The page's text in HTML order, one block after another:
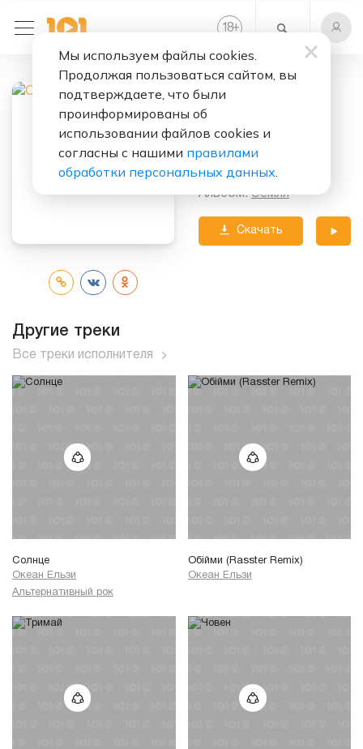
18+
Обійми
Альбом:Земля
Скачать
Другие треки
Все треки исполнителя
Солнце
Океан Ельзи
Альтернативный рок
Обійми (Rasster Remix)
Океан Ельзи
Мы используем файлы cookies.
Продолжая пользоваться сайтом, вы
подтверждаете, что были
проинформированы об
использовании файлов cookies и
согласны с нашими правилами
обработки персональных данных.